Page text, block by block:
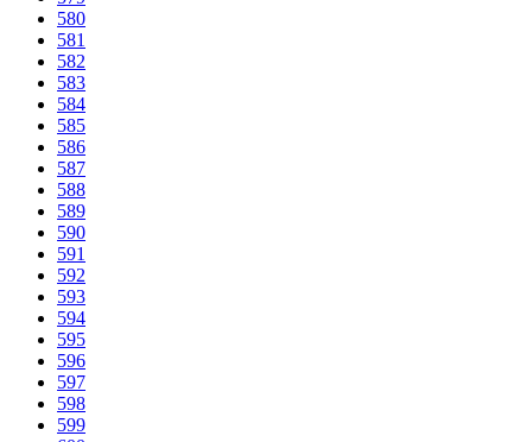
580
581
582
583
584
585
586
587
588
589
590
591
592
593
594
595
596
597
598
599